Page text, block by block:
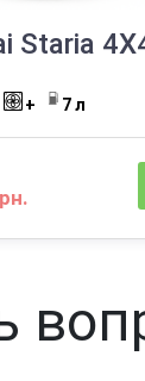
Staria
+ 7 л